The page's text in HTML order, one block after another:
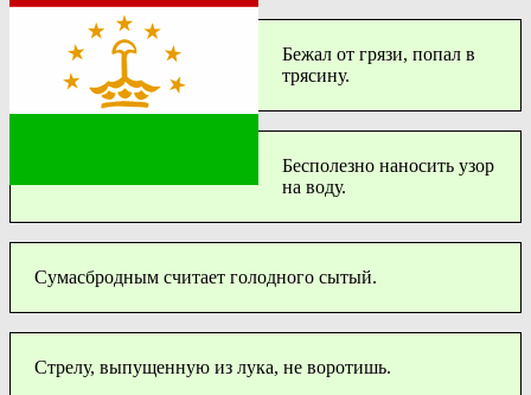
Бежал от грязи, попал в
трясину.
Бесполезно наносить узор
на воду.
Сумасбродным считает голодного сытый.
Стрелу, выпущенную из лука, не воротишь.